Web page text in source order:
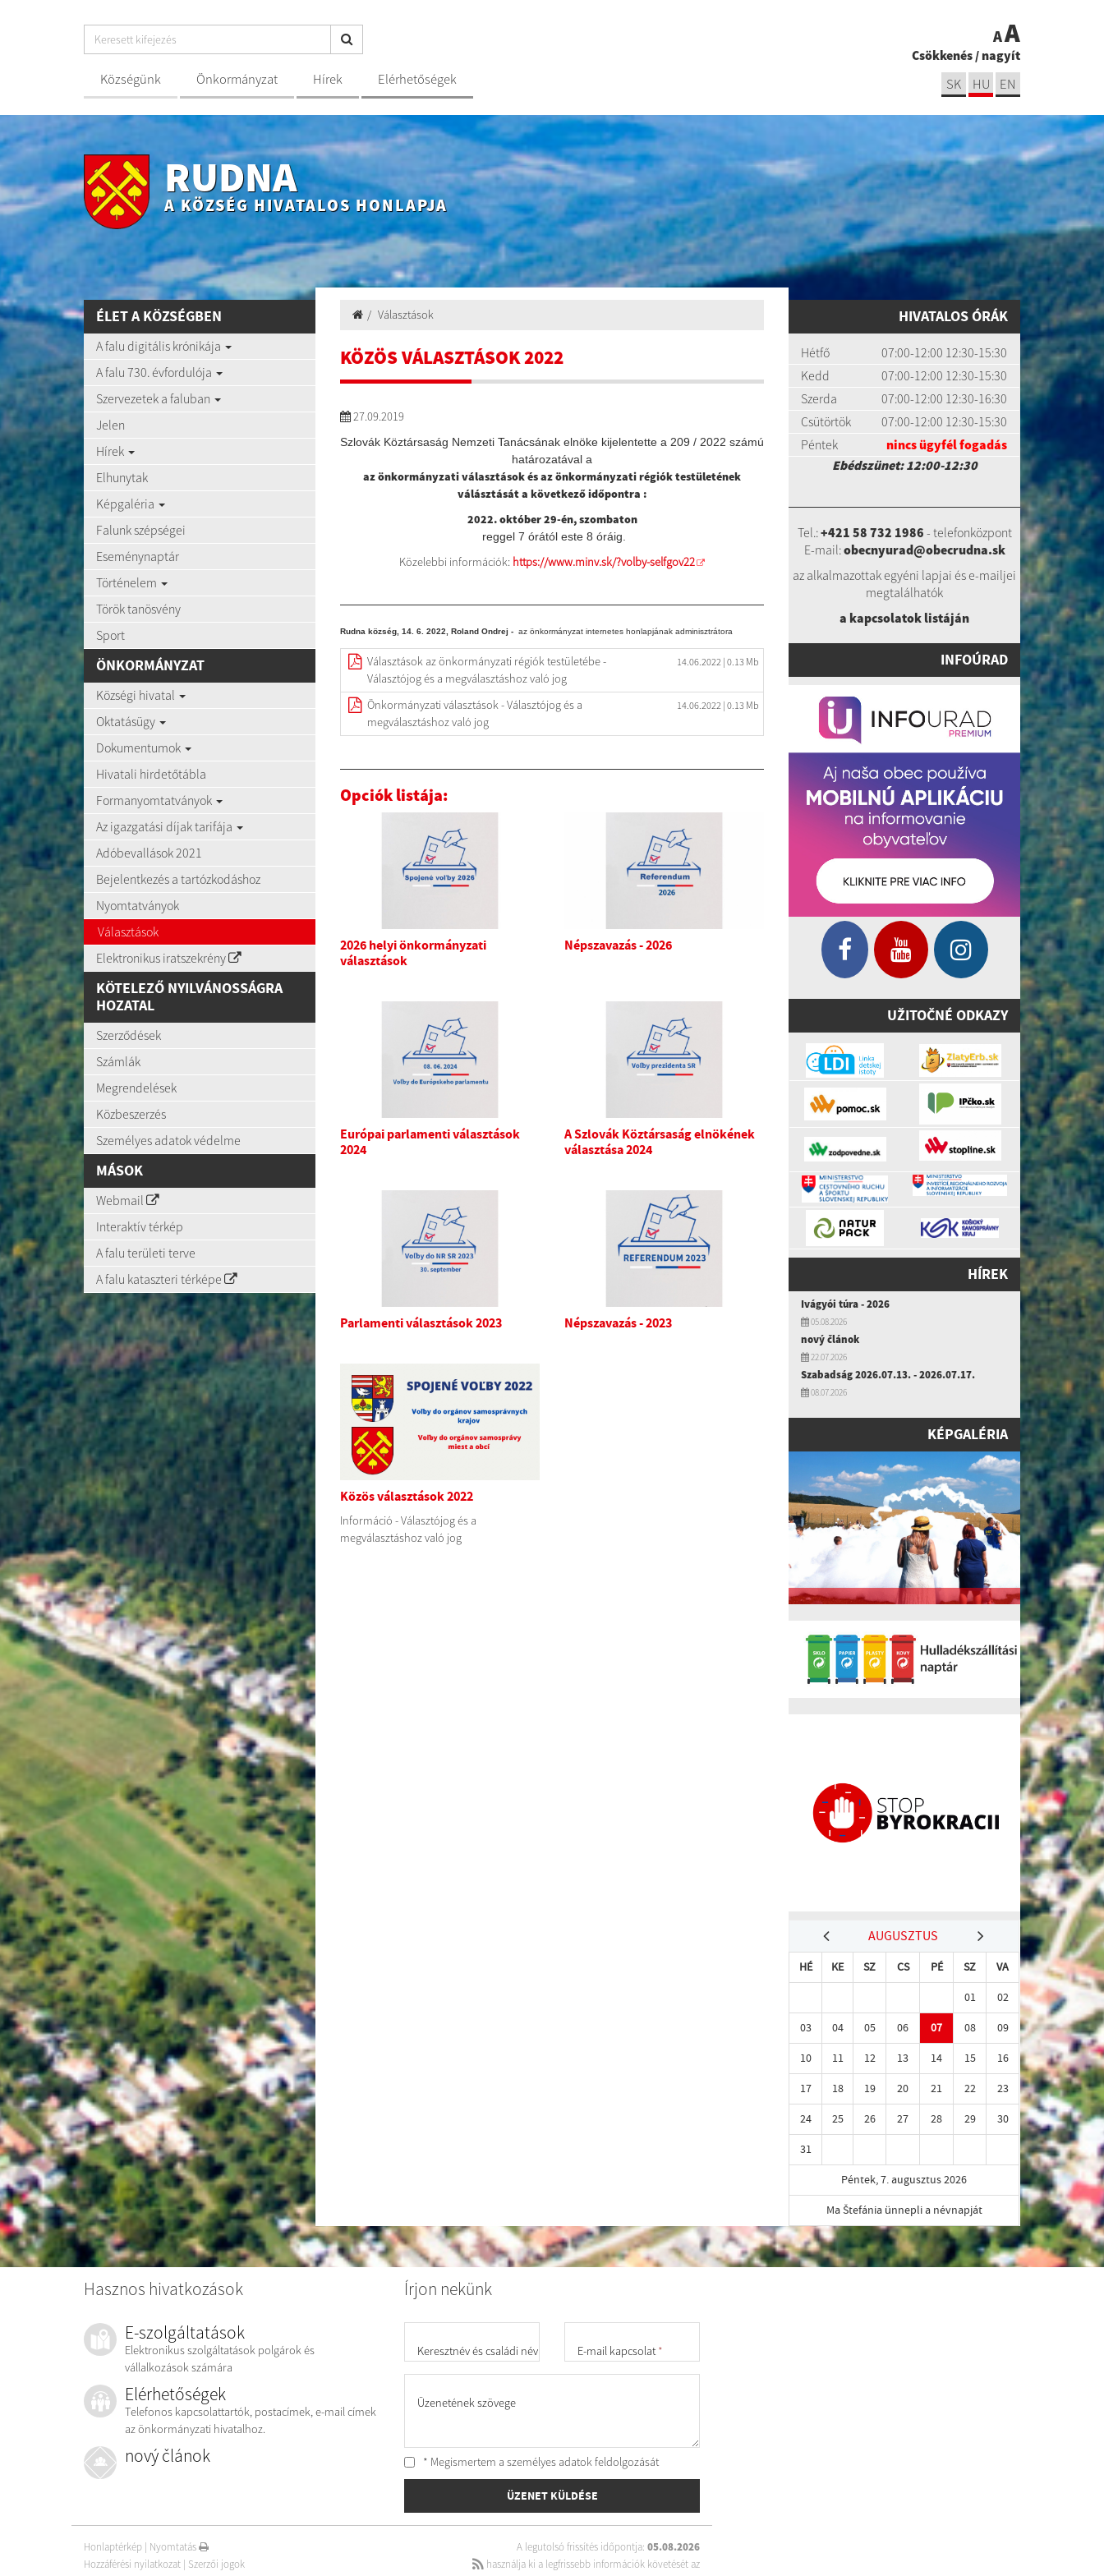
Községünk Önkormányzat Hírek Elérhetőségek
AA
Csökkenés/ nagyít
SK HU EN
RUDNA
A KÖZSÉG HIVATALOS HONLAPJA
ÉLET A KÖZSÉGBEN
A falu digitális krónikája
A falu 730. évfordulója
Szervezetek a faluban
Jelen
Hírek
Elhunytak
Képgaléria
Falunk szépségei
Eseménynaptár
Történelem
Török tanösvény
Sport
ÖNKORMÁNYZAT
Községi hivatal
Oktatásügy
Dokumentumok
Hivatali hirdetőtábla
Formanyomtatványok
Az igazgatási díjak tarifája
Adóbevallások 2021
Bejelentkezés a tartózkodáshoz
Nyomtatványok
Választások
Elektronikus iratszekrény
KÖTELEZŐ NYILVÁNOSSÁGRA
HOZATAL
Szerződések
Számlák
Megrendelések
Közbeszerzés
Személyes adatok védelme
MÁSOK
Webmail
Interaktív térkép
A falu területi terve
A falu kataszteri térképe
Választások
KÖZÖS VÁLASZTÁSOK 2022
27.09.2019
Szlovák Köztársaság Nemzeti Tanácsának elnöke kijelentette a 209 / 2022 számú
határozatával a
az önkormányzati választások és az önkormányzati régiók testületének
válásztását a következő időpontra :
2022. október 29-én, szombaton
reggel 7 órától este 8 óráig.
Közelebbi információk: https://www.minv.sk/?volby-selfgov22
Rudna község, 14. 6. 2022, Roland Ondrej - az önkormányzat internetes honlapjának adminisztrátora
Választások az önkormányzati régiók testületébe -
Választójog és a megválasztáshoz való jog
14.06.2022 | 0.13 Mb
Önkormányzati választások - Választójog és a
megválasztáshoz való jog
14.06.2022 | 0.13 Mb
Opciók listája:
2026 helyi önkormányzati
választások
Népszavazás - 2026
Európai parlamenti választások
2024
A Szlovák Köztársaság elnökének
választása 2024
Parlamenti választások 2023 Népszavazás - 2023
Közös választások 2022
Információ - Választójog és a
megválasztáshoz való jog
HIVATALOS ÓRÁK
Hétfő
07:00-12:00 12:30-15:30
Kedd
07:00-12:00 12:30-15:30
Szerda
07:00-12:00 12:30-16:30
Csütörtök
07:00-12:00 12:30-15:30
Péntek
nincs ügyfél fogadás
Ebédszünet: 12:00-12:30
Tel.:+421 58 732 1986 - telefonközpont
E-mail:obecnyurad@obecrudna.sk
az alkalmazottak egyéni lapjai és e-mailjei
megtalálhatók
a kapcsolatok listáján
INFOÚRAD
UŽITOČNÉ ODKAZY
HÍREK
Ivágyói túra - 2026
05.08.2026
nový článok
22.07.2026
Szabadság 2026.07.13. - 2026.07.17.
08.07.2026
KÉPGALÉRIA
AUGUSZTUS
HÉ KE SZ CS PÉ SZ
VA
01
02
03
04 05 06 07 08
09
10
11 12 13 14 15
16
17
18 19 20 21 22
23
24
25 26 27 28 29
30
31
Péntek, 7. augusztus 2026
Ma Štefánia ünnepli a névnapját
Írjon nekünk
Keresztnév és családi név E-mail kapcsolat*
Üzenetének szövege
* Megismertem a személyes adatok feldolgozását
ÜZENET KÜLDÉSE
Hasznos hivatkozások
E-szolgáltatások
Elektronikus szolgáltatások polgárok és
vállalkozások számára
Elérhetőségek
Telefonos kapcsolattartók, postacímek, e-mail címek
az önkormányzati hivatalhoz.
nový článok
A legutolsó frissítés időpontja: 05.08.2026
használja ki a legfrissebb információk követését az
Honlaptérkép | Nyomtatás
Hozzáférési nyilatkozat | Szerzői jogok